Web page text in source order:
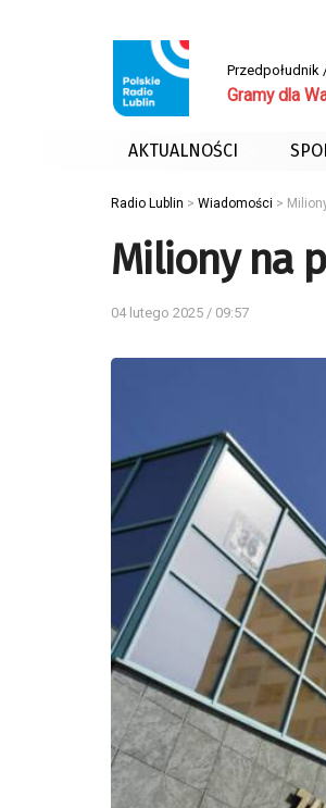
Przedpołudnik
Gramy dla
AKTUALNOŚCI
Radio Lublin > Wiadomości >
Miliony na
04 lutego 2025 / 09:57